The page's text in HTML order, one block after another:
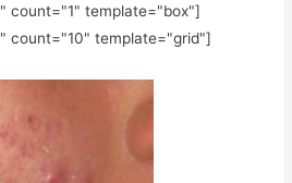
" count="1" template="box"]
" count="10" template="grid"]